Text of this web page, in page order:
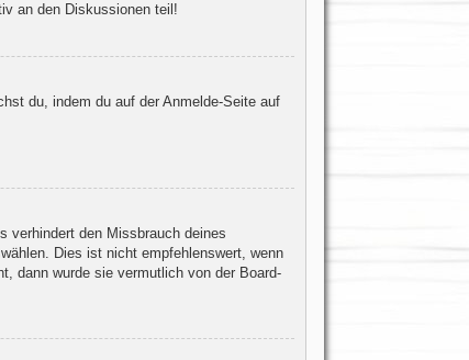
an den Diskussionen teil!
du, indem du auf der Anmelde-Seite auf
verhindert den Missbrauch deines
Dies ist nicht empfehlenswert, wenn
dann wurde sie vermutlich von der Board-